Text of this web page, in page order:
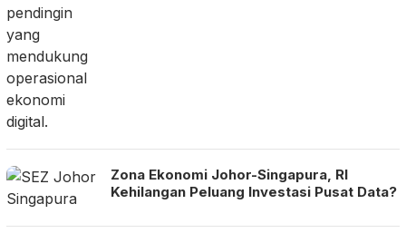
Zona Ekonomi Johor-Singapura, RI
Kehilangan Peluang Investasi Pusat Data?